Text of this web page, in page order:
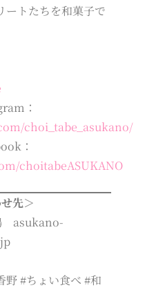
ートたちを和菓子で
：
choi_tabe_asukano/
：
choitabeASUKANO
先＞
asukano-
野 #ちょい食べ #和